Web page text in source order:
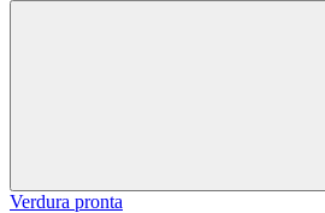
Verdura pronta